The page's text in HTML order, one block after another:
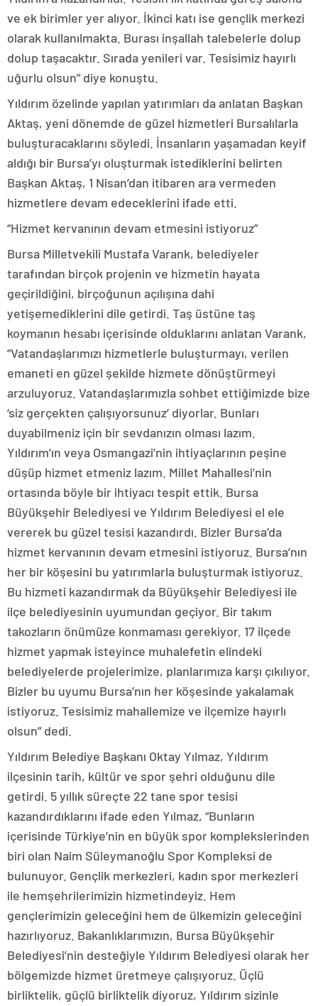
ve ek birimler yer alıyor. İkinci katı ise gençlik merkezi
olarak kullanılmakta. Burası inşallah talebelerle dolup
dolup taşacaktır. Sırada yenileri var. Tesisimiz hayırlı
uğurlu olsun” diye konuştu.
Yıldırım özelinde yapılan yatırımları da anlatan Başkan
Aktaş, yeni dönemde de güzel hizmetleri Bursalılarla
buluşturacaklarını söyledi. İnsanların yaşamadan keyif
aldığı bir Bursa’yı oluşturmak istediklerini belirten
Başkan Aktaş, 1 Nisan’dan itibaren ara vermeden
hizmetlere devam edeceklerini ifade etti.
“Hizmet kervanının devam etmesini istiyoruz”
Bursa Milletvekili Mustafa Varank, belediyeler
tarafından birçok projenin ve hizmetin hayata
geçirildiğini, birçoğunun açılışına dahi
yetişemediklerini dile getirdi. Taş üstüne taş
koymanın hesabı içerisinde olduklarını anlatan Varank,
“Vatandaşlarımızı hizmetlerle buluşturmayı, verilen
emaneti en güzel şekilde hizmete dönüştürmeyi
arzuluyoruz. Vatandaşlarımızla sohbet ettiğimizde bize
‘siz gerçekten çalışıyorsunuz’ diyorlar. Bunları
duyabilmeniz için bir sevdanızın olması lazım.
Yıldırım’ın veya Osmangazi’nin ihtiyaçlarının peşine
düşüp hizmet etmeniz lazım. Millet Mahallesi’nin
ortasında böyle bir ihtiyacı tespit ettik. Bursa
Büyükşehir Belediyesi ve Yıldırım Belediyesi el ele
vererek bu güzel tesisi kazandırdı. Bizler Bursa’da
hizmet kervanının devam etmesini istiyoruz. Bursa’nın
her bir köşesini bu yatırımlarla buluşturmak istiyoruz.
Bu hizmeti kazandırmak da Büyükşehir Belediyesi ile
ilçe belediyesinin uyumundan geçiyor. Bir takım
takozların önümüze konmaması gerekiyor. 17 ilçede
hizmet yapmak isteyince muhalefetin elindeki
belediyelerde projelerimize, planlarımıza karşı çıkılıyor.
Bizler bu uyumu Bursa’nın her köşesinde yakalamak
istiyoruz. Tesisimiz mahallemize ve ilçemize hayırlı
olsun” dedi.
Yıldırım Belediye Başkanı Oktay Yılmaz, Yıldırım
ilçesinin tarih, kültür ve spor şehri olduğunu dile
getirdi. 5 yıllık süreçte 22 tane spor tesisi
kazandırdıklarını ifade eden Yılmaz, “Bunların
içerisinde Türkiye’nin en büyük spor komplekslerinden
biri olan Naim Süleymanoğlu Spor Kompleksi de
bulunuyor. Gençlik merkezleri, kadın spor merkezleri
ile hemşehrilerimizin hizmetindeyiz. Hem
gençlerimizin geleceğini hem de ülkemizin geleceğini
hazırlıyoruz. Bakanlıklarımızın, Bursa Büyükşehir
Belediyesi’nin desteğiyle Yıldırım Belediyesi olarak her
bölgemizde hizmet üretmeye çalışıyoruz. Üçlü
birliktelik, güçlü birliktelik diyoruz, Yıldırım sizinle